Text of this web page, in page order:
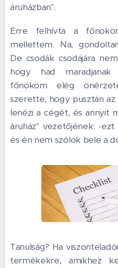
áruházban".
Erre felhívta a
mellettem. Na,
De csodák csodájára
hogy had
főnököm elég
szerette, hogy pusztán az
lenézi a cégét, és annyit
áruház" vezetőjének: -
és én nem szólok bele a
Tanulság? Ha
termékekre, amikhez